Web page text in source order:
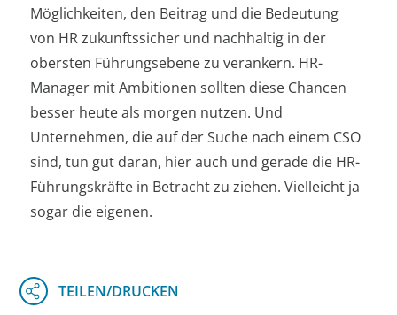
Möglichkeiten, den Beitrag und die Bedeutung
von HR zukunftssicher und nachhaltig in der
obersten Führungsebene zu verankern. HR-
Manager mit Ambitionen sollten diese Chancen
besser heute als morgen nutzen. Und
Unternehmen, die auf der Suche nach einem CSO
sind, tun gut daran, hier auch und gerade die HR-
Führungskräfte in Betracht zu ziehen. Vielleicht ja
sogar die eigenen.